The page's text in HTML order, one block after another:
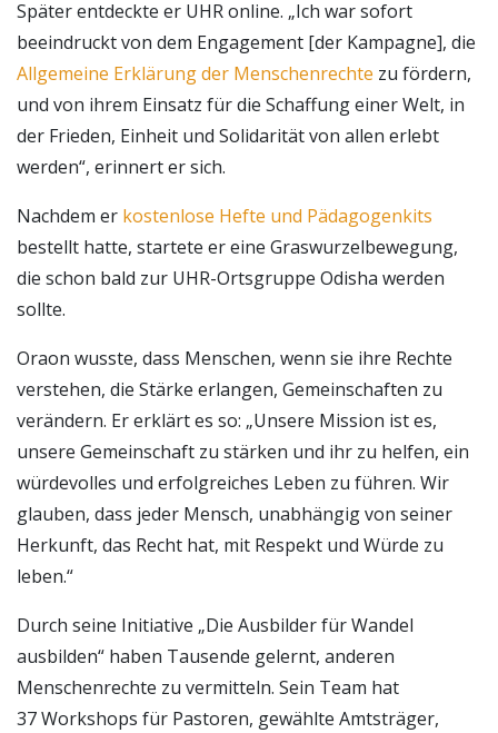
Später entdeckte er UHR online. „Ich war sofort
beeindruckt von dem Engagement [der Kampagne], die
Allgemeine Erklärung der Menschenrechte zu fördern,
und von ihrem Einsatz für die Schaffung einer Welt, in
der Frieden, Einheit und Solidarität von allen erlebt
werden“, erinnert er sich.
Nachdem er kostenlose Hefte und Pädagogenkits
bestellt hatte, startete er eine Graswurzelbewegung,
die schon bald zur UHR-Ortsgruppe Odisha werden
sollte.
Oraon wusste, dass Menschen, wenn sie ihre Rechte
verstehen, die Stärke erlangen, Gemeinschaften zu
verändern. Er erklärt es so: „Unsere Mission ist es,
unsere Gemeinschaft zu stärken und ihr zu helfen, ein
würdevolles und erfolgreiches Leben zu führen. Wir
glauben, dass jeder Mensch, unabhängig von seiner
Herkunft, das Recht hat, mit Respekt und Würde zu
leben.“
Durch seine Initiative „Die Ausbilder für Wandel
ausbilden“ haben Tausende gelernt, anderen
Menschenrechte zu vermitteln. Sein Team hat
37 Workshops für Pastoren, gewählte Amtsträger,